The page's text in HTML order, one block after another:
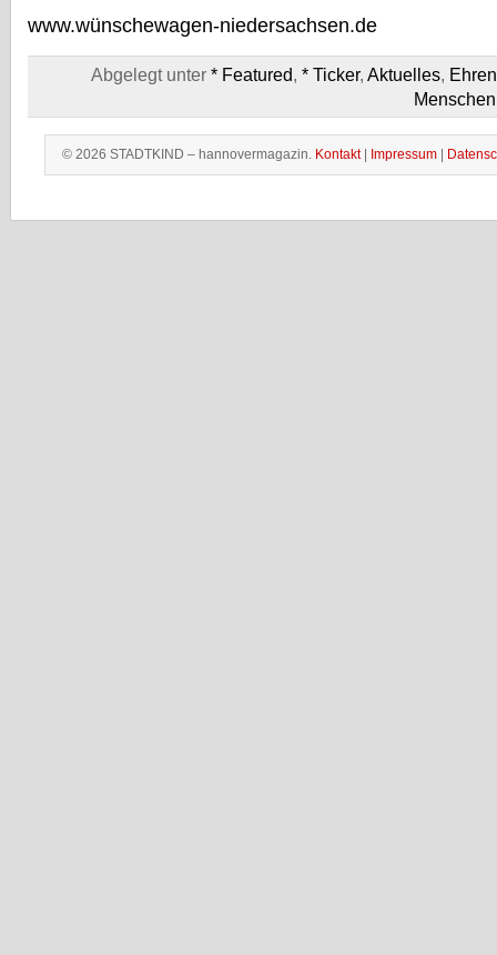
www.wünschewagen-niedersachsen.de
Abgelegt unter * Featured, * Ticker, Aktuelles,
Menschen
© 2026 STADTKIND – hannovermagazin. Kontakt| Impressum